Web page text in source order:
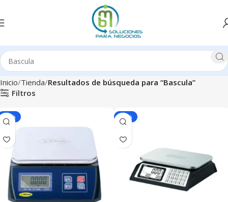
Inicio Tienda Resultados de búsqueda para “Bascula”
Filtros
-20% -20%